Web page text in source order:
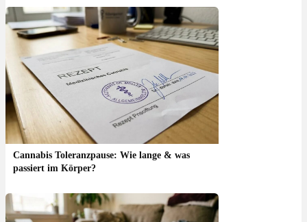
Cannabis Toleranzpause: Wie lange & was
passiert im Körper?